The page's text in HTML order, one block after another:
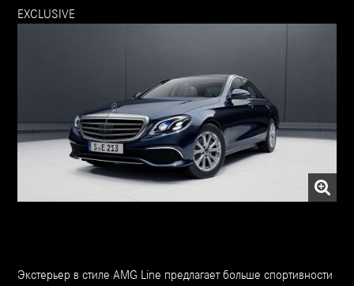
EXCLUSIVE
Экстерьер в стиле AMG Line предлагает больше спортивности